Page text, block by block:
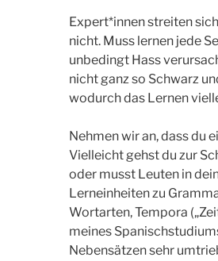
Expert*innen streiten
nicht. Muss lernen jede
unbedingt Hass
nicht ganz so Schwarz
wodurch das Lernen
Nehmen wir an, dass du
Vielleicht gehst du zur
oder musst Leuten in
Lerneinheiten zu
Wortarten, Tempora
meines
Nebensätzen sehr